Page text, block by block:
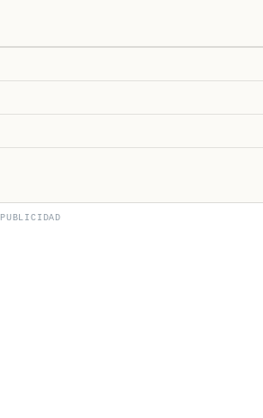
PUBLICIDAD